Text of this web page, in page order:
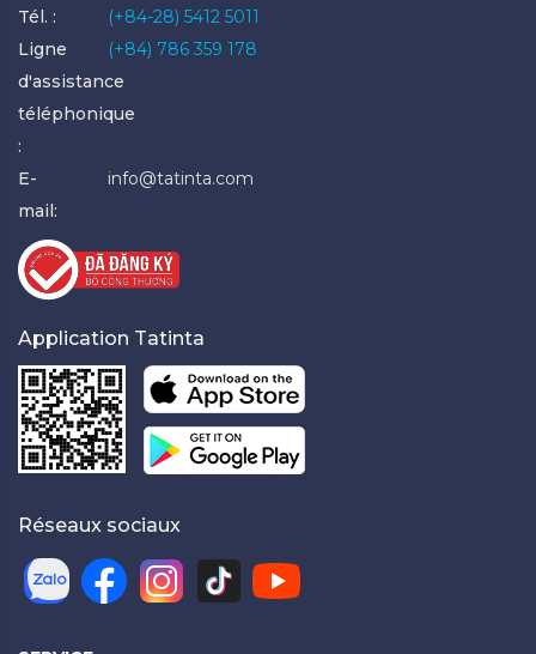
Tél. :
(+84-28) 5412 5011
Ligne
d'assistance
téléphonique
:
(+84) 786 359 178
E-
mail:
info@tatinta.com
Application Tatinta
Réseaux sociaux